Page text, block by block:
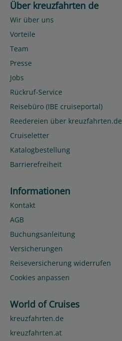
Über kreuzfahrten de
Wir über uns
Vorteile
Team
Presse
Jobs
Rückruf-Service
Reisebüro (IBE cruiseportal)
Reedereien über kreuzfahrten.de
Cruiseletter
Katalogbestellung
Barrierefreiheit
Informationen
Kontakt
AGB
Buchungsanleitung
Versicherungen
Reiseversicherung widerrufen
Cookies anpassen
World of Cruises
kreuzfahrten.de
kreuzfahrten.at